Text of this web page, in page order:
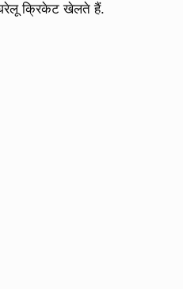
घरेलू क्रिकेट खेलते हैं.